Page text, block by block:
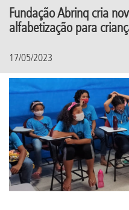
Fundação Abrinq cria
alfabetização para
17/05/2023